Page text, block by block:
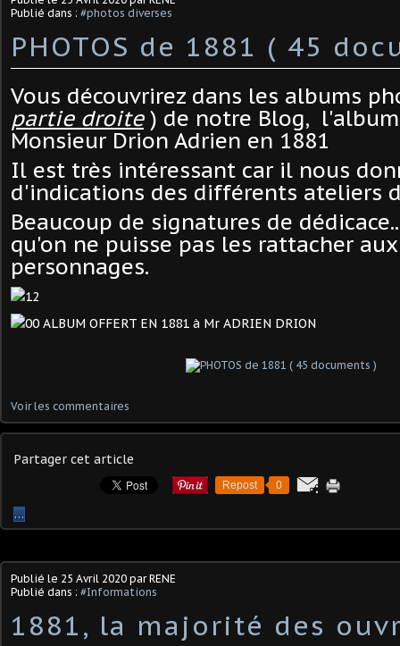
Publié dans : #photos diverses
PHOTOS de 1881 ( 45
Vous découvrirez dans les albums
partie droite) de notre Blog,
Monsieur Drion Adrien en 1881
Il est très intéressant car il nous
d'indications des différents ateliers
Beaucoup de signatures de
qu'on ne puisse pas les rattacher
personnages.
Voir les commentaires
Partager cet article
Repost 0
…
Publié le 25 Avril 2020 par RENE
Publié dans : #Informations
1881, la majorité des